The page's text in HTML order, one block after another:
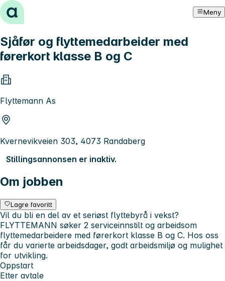
Hopp til innhold Meny
Sjåfør og flyttemedarbeider med
førerkort klasse B og C
Flyttemann As
Kvernevikveien 303, 4073 Randaberg
Stillingsannonsen er inaktiv.
Om jobben
Lagre favoritt
Vil du bli en del av et seriøst flyttebyrå i vekst?
FLYTTEMANN søker 2 serviceinnstilt og arbeidsom
flyttemedarbeidere med førerkort klasse B og C. Hos oss
får du varierte arbeidsdager, godt arbeidsmiljø og mulighet
for utvikling.
Oppstart
Etter avtale